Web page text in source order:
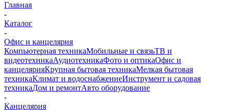
Главная
-
Каталог
-
Офис и канцелярия
Компьютерная техникаМобильные и связьТВ и
видеотехникаАудиотехникаФото и оптикаОфис и
канцелярияКрупная бытовая техникаМелкая бытовая
техникаКлимат и водоснабжениеИнструмент и садовая
техникаДом и ремонтАвто оборудование
-
Канцелярия